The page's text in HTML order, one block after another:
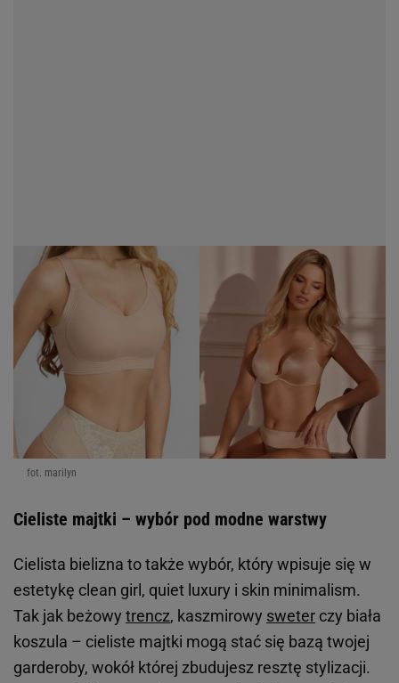
fot. marilyn
Cieliste majtki – wybór pod modne warstwy
Cielista bielizna to także wybór, który wpisuje się w
estetykę clean girl, quiet luxury i skin minimalism.
Tak jak beżowy trencz, kaszmirowy sweter czy biała
koszula – cieliste majtki mogą stać się bazą twojej
garderoby, wokół której zbudujesz resztę stylizacji.